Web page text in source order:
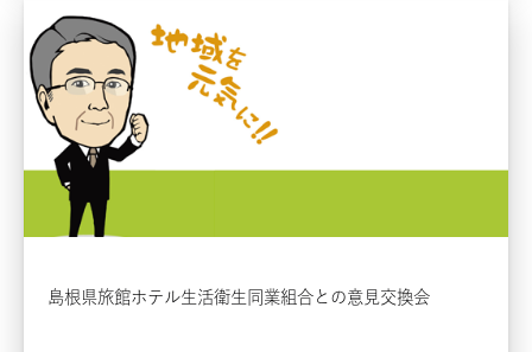
島根県旅館ホテル生活衛生同業組合との意見交換会